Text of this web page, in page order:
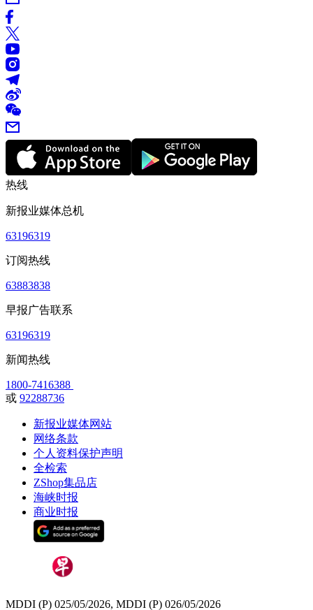
热线
新报业媒体总机
63196319
订阅热线
63883838
早报广告联系
63196319
新闻热线
1800-7416388
或 92288736
新报业媒体网站
网络条款
个人资料保护声明
全检索
ZShop集品店
海峡时报
商业时报
MDDI (P) 025/05/2026, MDDI (P) 026/05/2026